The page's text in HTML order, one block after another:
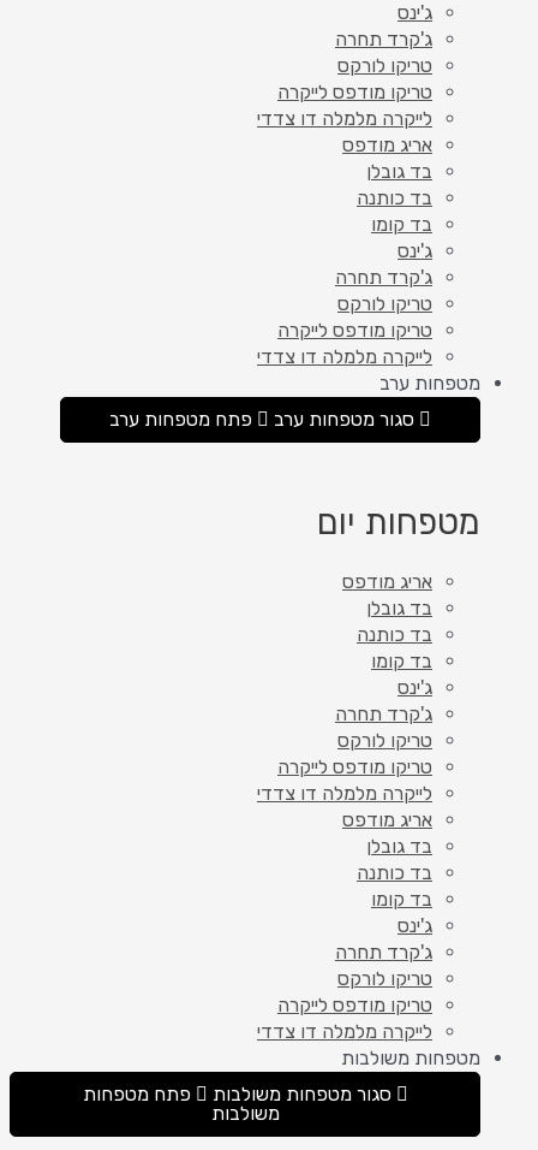
ג'ינס
ג'קרד תחרה
טריקו לורקס
טריקו מודפס לייקרה
לייקרה מלמלה דו צדדי
אריג מודפס
בד גובלן
בד כותנה
בד קומו
ג'ינס
ג'קרד תחרה
טריקו לורקס
טריקו מודפס לייקרה
לייקרה מלמלה דו צדדי
מטפחות ערב
סגור מטפחות ערב
פתח מטפחות ערב
מטפחות יום
אריג מודפס
בד גובלן
בד כותנה
בד קומו
ג'ינס
ג'קרד תחרה
טריקו לורקס
טריקו מודפס לייקרה
לייקרה מלמלה דו צדדי
אריג מודפס
בד גובלן
בד כותנה
בד קומו
ג'ינס
ג'קרד תחרה
טריקו לורקס
טריקו מודפס לייקרה
לייקרה מלמלה דו צדדי
מטפחות משולבות
סגור מטפחות משולבות
פתח מטפחות
משולבות